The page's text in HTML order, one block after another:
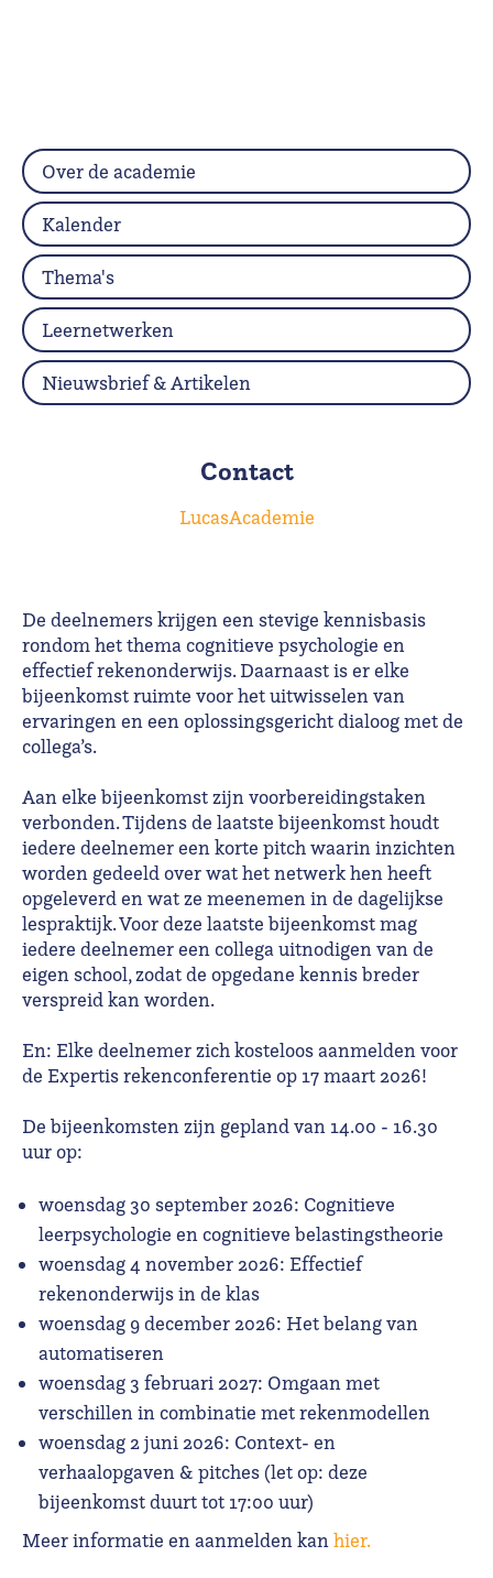
De deelnemers krijgen een stevige kennisbasis
rondom het thema cognitieve psychologie en
effectief rekenonderwijs. Daarnaast is er elke
bijeenkomst ruimte voor het uitwisselen van
ervaringen en een oplossingsgericht dialoog met de
collega’s.
Aan elke bijeenkomst zijn voorbereidingstaken
verbonden. Tijdens de laatste bijeenkomst houdt
iedere deelnemer een korte pitch waarin inzichten
worden gedeeld over wat het netwerk hen heeft
opgeleverd en wat ze meenemen in de dagelijkse
lespraktijk. Voor deze laatste bijeenkomst mag
iedere deelnemer een collega uitnodigen van de
eigen school, zodat de opgedane kennis breder
verspreid kan worden.
En: Elke deelnemer zich kosteloos aanmelden voor
de Expertis rekenconferentie op 17 maart 2026!
De bijeenkomsten zijn gepland van 14.00 - 16.30
uur op:
woensdag 30 september 2026: Cognitieve
leerpsychologie en cognitieve belastingstheorie
woensdag 4 november 2026: Effectief
rekenonderwijs in de klas
woensdag 9 december 2026: Het belang van
automatiseren
woensdag 3 februari 2027: Omgaan met
verschillen in combinatie met rekenmodellen
woensdag 2 juni 2026: Context- en
verhaalopgaven & pitches (let op: deze
bijeenkomst duurt tot 17:00 uur)
Meer informatie en aanmelden kanhier.
Over de academie
Kalender
Thema's
Leernetwerken
Nieuwsbrief & Artikelen
Contact
LucasAcademie